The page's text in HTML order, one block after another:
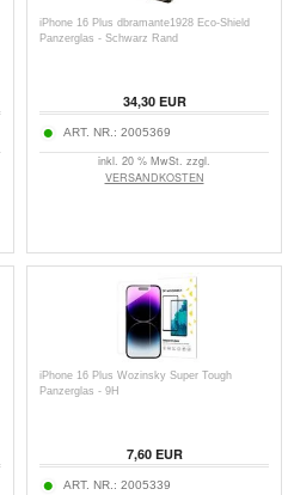
iPhone 16 Plus dbramante1928 Eco-Shield
Panzerglas - Schwarz Rand
34,30EUR
ART. NR.: 2005369
inkl. 20 % MwSt. zzgl.
VERSANDKOSTEN
iPhone 16 Plus Wozinsky Super Tough
Panzerglas - 9H
7,60EUR
ART. NR.: 2005339